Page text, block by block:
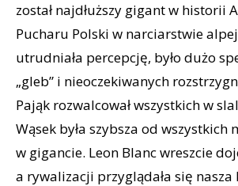
został najdłuższy gigant w historii
Pucharu Polski w narciarstwie
utrudniała percepcję, było dużo
„gleb” i nieoczekiwanych
Pająk rozwalcował wszystkich w
Wąsek była szybsza od wszystkich
w gigancie. Leon Blanc wreszcie
a rywalizacji przyglądała się